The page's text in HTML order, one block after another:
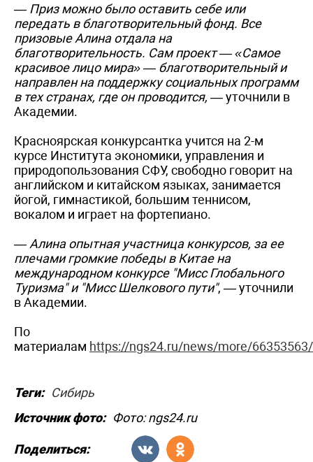
— Приз можно было оставить себе или
передать в благотворительный фонд. Все
призовые Алина отдала на
благотворительность. Сам проект — «Самое
красивое лицо мира» — благотворительный и
направлен на поддержку социальных программ
в тех странах, где он проводится, — уточнили в
Академии.
Красноярская конкурсантка учится на 2-м
курсе Института экономики, управления и
природопользования СФУ, свободно говорит на
английском и китайском языках, занимается
йогой, гимнастикой, большим теннисом,
вокалом и играет на фортепиано.
— Алина опытная участница конкурсов, за ее
плечами громкие победы в Китае на
международном конкурсе "Мисс Глобального
Туризма" и "Мисс Шелкового пути", — уточнили
в Академии.
По
материалам https://ngs24.ru/news/more/
Теги: Сибирь
Источник фото: Фото: ngs24.ru
Поделиться: